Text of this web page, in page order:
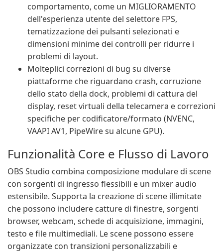
comportamento, come un MIGLIORAMENTO
dell'esperienza utente del selettore FPS,
tematizzazione dei pulsanti selezionati e
dimensioni minime dei controlli per ridurre i
problemi di layout.
Molteplici correzioni di bug su diverse
piattaforme che riguardano crash, corruzione
dello stato della dock, problemi di cattura del
display, reset virtuali della telecamera e correzioni
specifiche per codificatore/formato (NVENC,
VAAPI AV1, PipeWire su alcune GPU).
Funzionalità Core e Flusso di Lavoro
OBS Studio combina composizione modulare di scene
con sorgenti di ingresso flessibili e un mixer audio
estensibile. Supporta la creazione di scene illimitate
che possono includere catture di finestre, sorgenti
browser, webcam, schede di acquisizione, immagini,
testo e file multimediali. Le scene possono essere
organizzate con transizioni personalizzabili e